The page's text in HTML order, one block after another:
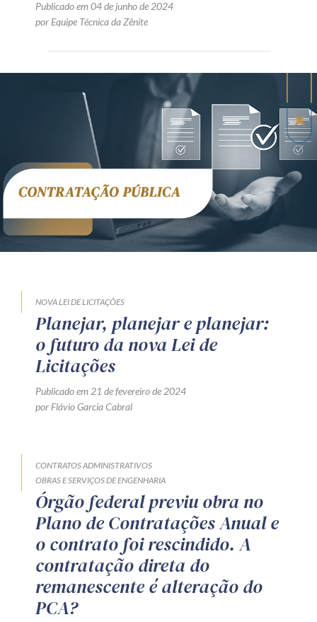
Publicado em 04 de junho de 2024
por Equipe Técnica da Zênite
NOVA LEI DE LICITAÇÕES
Planejar, planejar e planejar:
o futuro da nova Lei de
Licitações
Publicado em 21 de fevereiro de 2024
por Flávio Garcia Cabral
CONTRATOS ADMINISTRATIVOS
OBRAS E SERVIÇOS DE ENGENHARIA
Órgão federal previu obra no
Plano de Contratações Anual e
o contrato foi rescindido. A
contratação direta do
remanescente é alteração do
PCA?